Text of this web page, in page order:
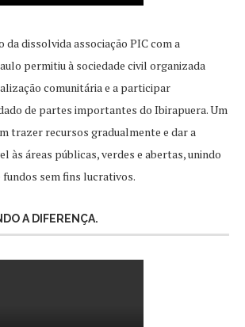
da dissolvida associação PIC com a
permitiu à sociedade civil organizada
comunitária e a participar
de partes importantes do Ibirapuera. Um
trazer recursos gradualmente e dar a
às áreas públicas, verdes e abertas, unindo
sem fins lucrativos.
A DIFERENÇA.